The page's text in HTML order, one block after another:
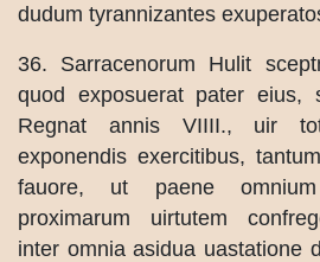
dudum tyrannizantes
36. Sarracenorum Hulit
quod exposuerat pater eius,
Regnat annis VIIII., uir
exponendis exercitibus,
fauore, ut paene
proximarum uirtutem
inter omnia asidua uastatione